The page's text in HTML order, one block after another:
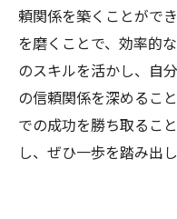
頼関係を築くことがで
を磨くことで、効率的
のスキルを活かし、自
の信頼関係を深めるこ
での成功を勝ち取るこ
し、ぜひ一歩を踏み出